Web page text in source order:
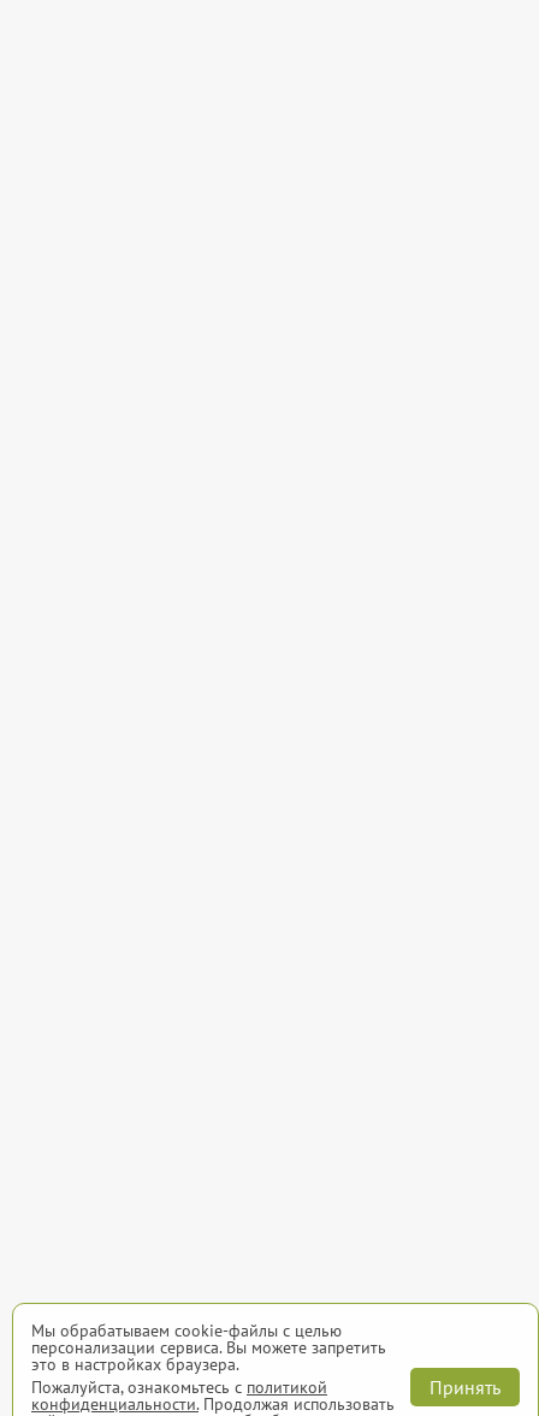
Мы обрабатываем cookie-файлы с целью
персонализации сервиса. Вы можете запретить
это в настройках браузера.
Пожалуйста, ознакомьтесь с политикой
конфиденциальности.Продолжая использовать
Принять